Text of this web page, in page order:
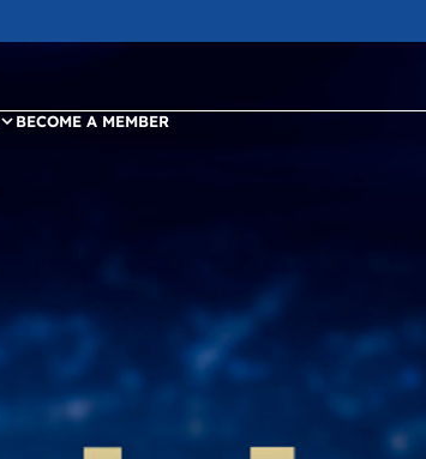
BECOME A MEMBER